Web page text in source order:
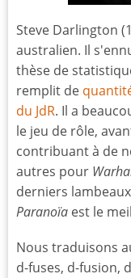
Steve Darlington
australien. Il
thèse de
remplit de
du JdR. Il a
le jeu de rôle,
contribuant à de
autres pour
derniers
Paranoïa est le
Nous traduisons
d-fuses, d-fusion,